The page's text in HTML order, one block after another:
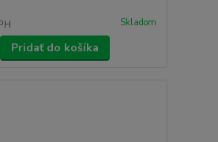
Skladom
Pridať do košíka